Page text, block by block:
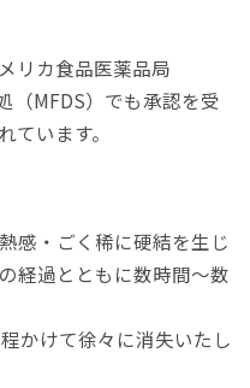
リカ食品医薬品局
（MFDS）でも承認を受
ています。
感・ごく稀に硬結を生じ
経過とともに数時間〜数
かけて徐々に消失いたし